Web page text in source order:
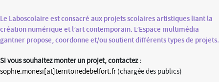
Le Laboscolaire est consacré aux projets scolaires artistiques liant la
création numérique et l’art contemporain. L’Espace multimédia
gantner propose, coordonne et/ou soutient différents types de projets.
Si vous souhaitez monter un projet, contactez :
sophie.monesi[at]territoiredebelfort.fr(chargée des publics)